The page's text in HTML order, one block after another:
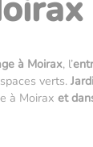
à Moirax, l’
verts.J
à Moirax et